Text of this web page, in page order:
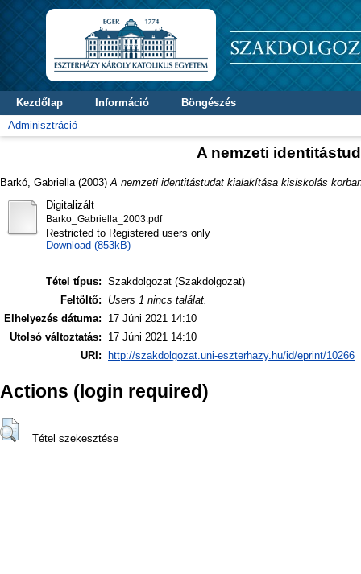
Kezdőlap Információ
Böngészés
Adminisztráció
A nemzeti
Barkó, Gabriella (2003) A nemzeti identitástudat kialakítása kisiskolás
Digitalizált
Barko_Gabriella_2003.pdf
Restricted to Registered users only
Download (853kB)
Tétel típus: Szakdolgozat (Szakdolgozat)
Feltöltő:
Users 1 nincs találat.
Elhelyezés dátuma:
17 Júni 2021 14:10
Utolsó változtatás:
17 Júni 2021 14:10
URI:
http://szakdolgozat.uni-eszterhazy.hu/id/eprint/10266
Actions (login required)
Tétel szekesztése